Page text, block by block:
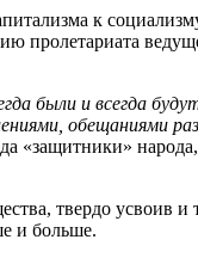
к
пролетариата
были и всегда
обещаниями
«защитники»
твердо усвоив
и больше.